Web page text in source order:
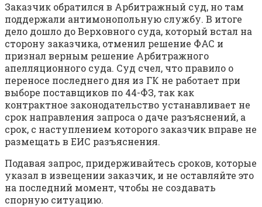
Заказчик обратился в Арбитражный суд, но там
поддержали антимонопольную службу. В итоге
дело дошло до Верховного суда, который встал на
сторону заказчика, отменил решение ФАС и
признал верным решение Арбитражного
апелляционного суда. Суд счел, что правило о
переносе последнего дня из ГК не работает при
выборе поставщиков по 44-ФЗ, так как
контрактное законодательство устанавливает не
срок направления запроса о даче разъяснений, а
срок, с наступлением которого заказчик вправе не
размещать в ЕИС разъяснения.
Подавая запрос, придерживайтесь сроков, которые
указал в извещении заказчик, и не оставляйте это
на последний момент, чтобы не создавать
спорную ситуацию.